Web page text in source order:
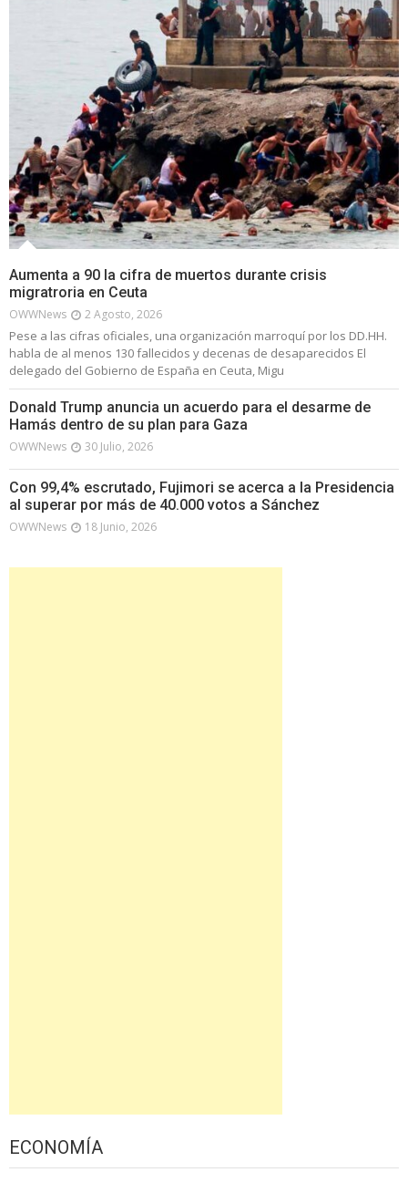
Aumenta a 90 la cifra de muertos durante crisis
migratroria en Ceuta
OWWNews 2 Agosto, 2026
Pese a las cifras oficiales, una organización marroquí por los DD.HH.
habla de al menos 130 fallecidos y decenas de desaparecidos El
delegado del Gobierno de España en Ceuta, Migu
Donald Trump anuncia un acuerdo para el desarme de
Hamás dentro de su plan para Gaza
OWWNews 30 Julio, 2026
Con 99,4% escrutado, Fujimori se acerca a la Presidencia
al superar por más de 40.000 votos a Sánchez
OWWNews 18 Junio, 2026
ECONOMÍA